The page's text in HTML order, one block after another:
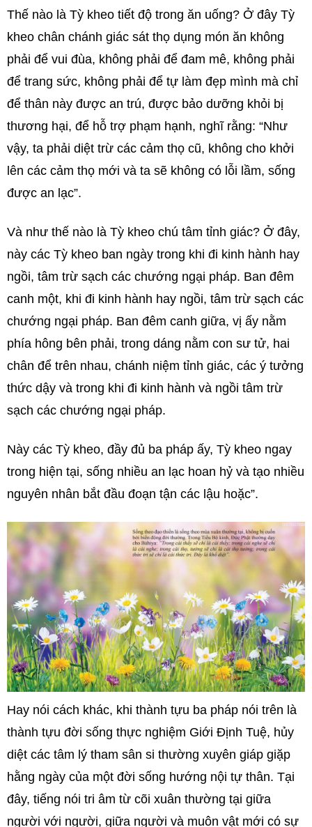
Thế nào là Tỳ kheo tiết độ trong ăn uống? Ở đây Tỳ
kheo chân chánh giác sát thọ dụng món ăn không
phải để vui đùa, không phải để đam mê, không phải
để trang sức, không phải để tự làm đẹp mình mà chỉ
để thân này được an trú, được bảo dưỡng khỏi bị
thương hại, để hỗ trợ phạm hạnh, nghĩ rằng: “Như
vậy, ta phải diệt trừ các cảm thọ cũ, không cho khởi
lên các cảm thọ mới và ta sẽ không có lỗi lầm, sống
được an lạc”.
Và như thế nào là Tỳ kheo chú tâm tỉnh giác? Ở đây,
này các Tỳ kheo ban ngày trong khi đi kinh hành hay
ngồi, tâm trừ sạch các chướng ngại pháp. Ban đêm
canh một, khi đi kinh hành hay ngồi, tâm trừ sạch các
chướng ngại pháp. Ban đêm canh giữa, vị ấy nằm
phía hông bên phải, trong dáng nằm con sư tử, hai
chân để trên nhau, chánh niệm tỉnh giác, các ý tưởng
thức dậy và trong khi đi kinh hành và ngồi tâm trừ
sạch các chướng ngại pháp.
Này các Tỳ kheo, đầy đủ ba pháp ấy, Tỳ kheo ngay
trong hiện tại, sống nhiều an lạc hoan hỷ và tạo nhiều
nguyên nhân bắt đầu đoạn tận các lậu hoặc”.
Hay nói cách khác, khi thành tựu ba pháp nói trên là
thành tựu đời sống thực nghiệm Giới Định Tuệ, hủy
diệt các tâm lý tham sân si thường xuyên giáp giặp
hằng ngày của một đời sống hướng nội tự thân. Tại
đây, tiếng nói tri âm từ cõi xuân thường tại giữa
người với người, giữa người và muôn vật mới có sự